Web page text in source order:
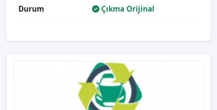
Durum Çıkma Orijinal